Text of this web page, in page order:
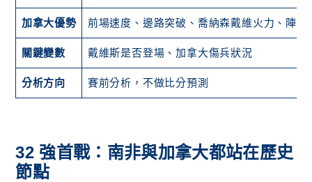
加拿大優勢 前場速度、邊路突破、喬納森戴維火力、陣容
關鍵變數 戴維斯是否登場、加拿大傷兵狀況
分析方向 賽前分析，不做比分預測
32 強首戰：南非與加拿大都站在歷史
節點